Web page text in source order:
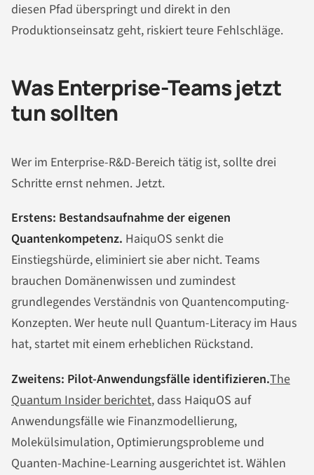
diesen Pfad überspringt und direkt in den
Produktionseinsatz geht, riskiert teure Fehlschläge.
Was Enterprise-Teams jetzt
tun sollten
Wer im Enterprise-R&D-Bereich tätig ist, sollte drei
Schritte ernst nehmen. Jetzt.
Erstens: Bestandsaufnahme der eigenen
Quantenkompetenz. HaiquOS senkt die
Einstiegshürde, eliminiert sie aber nicht. Teams
brauchen Domänenwissen und zumindest
grundlegendes Verständnis von Quantencomputing-
Konzepten. Wer heute null Quantum-Literacy im Haus
hat, startet mit einem erheblichen Rückstand.
Zweitens: Pilot-Anwendungsfälle identifizieren.The
Quantum Insider berichtet, dass HaiquOS auf
Anwendungsfälle wie Finanzmodellierung,
Molekülsimulation, Optimierungsprobleme und
Quanten-Machine-Learning ausgerichtet ist. Wählen